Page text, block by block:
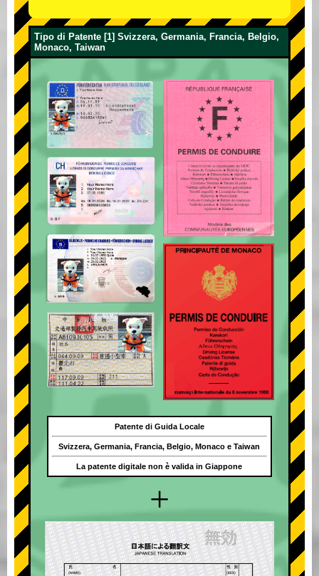
Tipo di Patente [1] Svizzera, Germania, Francia, Belgio,
Monaco, Taiwan
+
Patente di Guida Locale
Svizzera, Germania, Francia, Belgio, Monaco e Taiwan
La patente digitale non è valida in Giappone